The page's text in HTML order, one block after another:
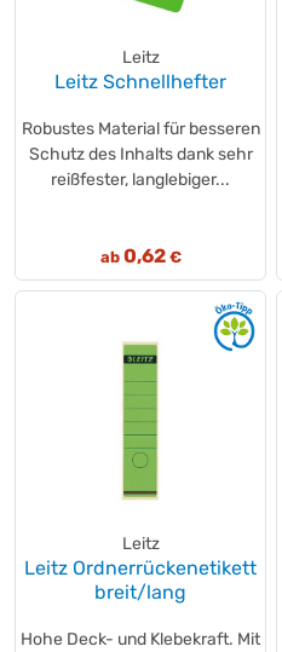
Leitz
Leitz Schnellhefter
Robustes Material für besseren
Schutz des Inhalts dank sehr
reißfester, langlebiger...
ab 0,62€
Leitz
Leitz Ordnerrückenetikett
breit/lang
Hohe Deck- und Klebekraft. Mit